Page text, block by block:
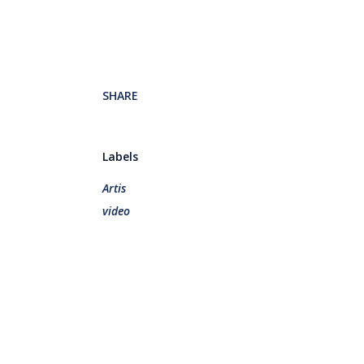
SHARE
Labels
Artis
video